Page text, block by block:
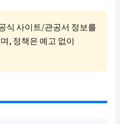
식 사이트/관공서 정보를
, 정책은 예고 없이